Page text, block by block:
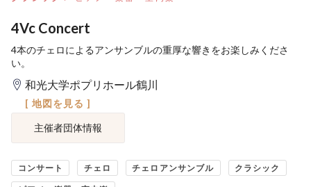
4Vc Concert
4本のチェロによるアンサンブルの重厚な響きをお楽しみくださ
い。
和光大学ポプリホール鶴川
[ 地図を見る ]
主催者団体情報
コンサート チェロ チェロアンサンブル クラシック